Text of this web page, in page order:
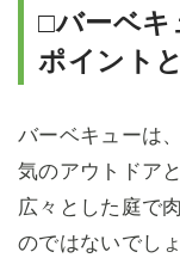
□バーベ
ポイント
バーベキューは
気のアウトドア
広々とした庭で
のではないでしょ